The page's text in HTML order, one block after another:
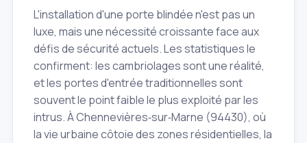
L'installation d'une porte blindée n'est pas un
luxe, mais une nécessité croissante face aux
défis de sécurité actuels. Les statistiques le
confirment: les cambriolages sont une réalité,
et les portes d'entrée traditionnelles sont
souvent le point faible le plus exploité par les
intrus. À Chennevières‑sur‑Marne (94430), où
la vie urbaine côtoie des zones résidentielles, la